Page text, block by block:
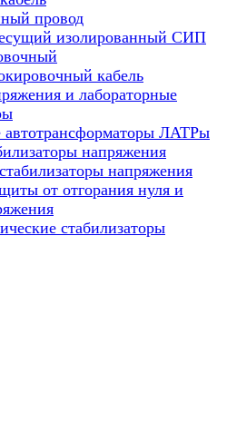
провод
изолированный СИП
кабель
и лабораторные
автотрансформаторы ЛАТРы
напряжения
напряжения
от отгорания нуля и
стабилизаторы